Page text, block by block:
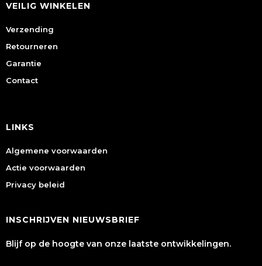
VEILIG WINKELEN
Verzending
Retourneren
Garantie
Contact
LINKS
Algemene voorwaarden
Actie voorwaarden
Privacy beleid
INSCHRIJVEN NIEUWSBRIEF
Blijf op de hoogte van onze laatste ontwikkelingen.